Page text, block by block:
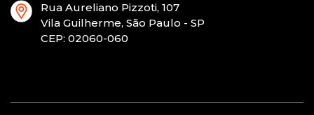
Rua Aureliano Pizzoti, 107
Vila Guilherme, São Paulo - SP
CEP: 02060-060